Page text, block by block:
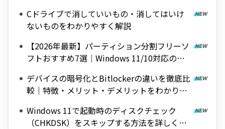
Cドライブで消していいもの・消してはいけ
ないものをわかりやすく解説
【2026年最新】パーティション分割フリーソ
フトおすすめ7選｜Windows 11/10対応の無
デバイスの暗号化とBitlockerの違いを徹底比
較｜特徴・メリット・デメリットをわかりや
Windows 11で起動時のディスクチェック
（CHKDSK）をスキップする方法を詳しく解